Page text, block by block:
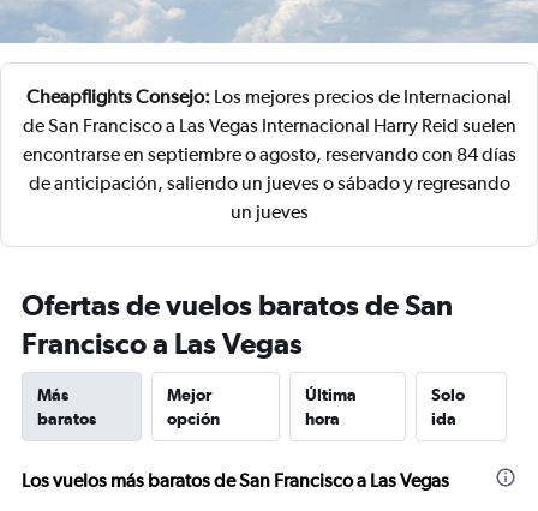
Cheapflights Consejo: Los mejores precios de Internacional
de San Francisco a Las Vegas Internacional Harry Reid suelen
encontrarse en septiembre o agosto, reservando con 84 días
de anticipación, saliendo un jueves o sábado y regresando
un jueves
Ofertas de vuelos baratos de San
Francisco a Las Vegas
Más
baratos
Mejor
opción
Última
hora
Solo
ida
Los vuelos más baratos de San Francisco a Las Vegas